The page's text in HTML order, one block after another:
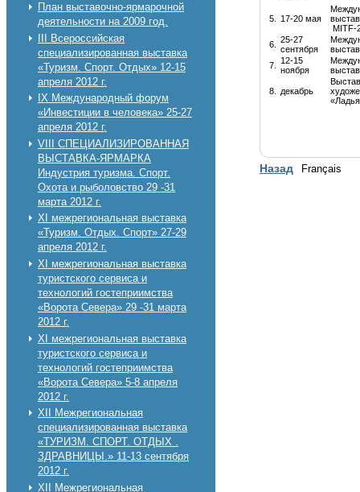
План выставочно-ярмарочной
деятельности на 2009 год.
III Всероссийская
специализированная выставка
«Туризм. Спорт. Отдых» 12-15
апреля 2012 г.
IX Международный форум
«Инвестиции в человека» 25-27
апреля 2012 г.
VIII СПЕЦИАЛИЗИРОВАННАЯ
ВЫСТАВКА-ЯРМАРКА
Индустрия туризма. Спорт.
Охота и рыболовство 29 -31
марта 2012 г.
XI межрегиональная выставка
«Туризм. Отдых. Спорт» 27-29
апреля 2012 г.
XI межрегиональная выставка
туристского сервиса и
технологий гостеприимства
«Ворота Севера» 29 -31 марта
2012 г.
XI межрегиональная выставка
туристского сервиса и
технологий гостеприимства
«Ворота Севера» 5-8 апреля
2012 г.
XII Межрегиональная
специализированная выставка
«ТУРИЗМ. СПОРТ. ОТДЫХ .
ЗДРАВНИЦЫ.» 11-13 сентября
2012 г.
XII Межрегиональная
5. 17-20 мая
MITF-
6.
25-27
сентября
7.
12-15
ноября
8. декабрь
Назад Français